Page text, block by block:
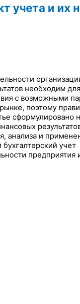
учета и их
необходим
с возможными
поэтому
сформулировано
и
учет